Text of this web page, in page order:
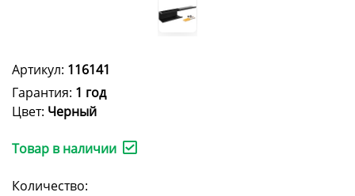
Артикул: 116141
Гарантия: 1 год
Цвет: Черный
Товар в наличии
Количество: